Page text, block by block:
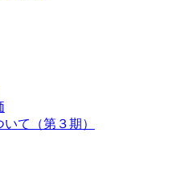
て（第３期）